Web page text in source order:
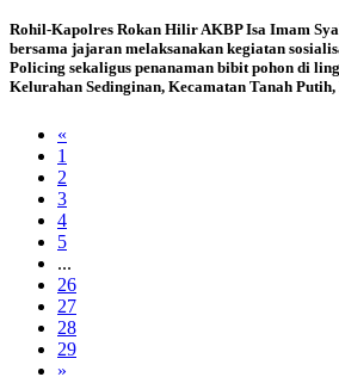
Rohil-Kapolres Rokan Hilir AKBP Isa Imam
bersama jajaran melaksanakan kegiatan
Policing sekaligus penanaman bibit pohon di
Kelurahan Sedinginan, Kecamatan Tanah
«
1
2
3
4
5
...
26
27
28
29
»